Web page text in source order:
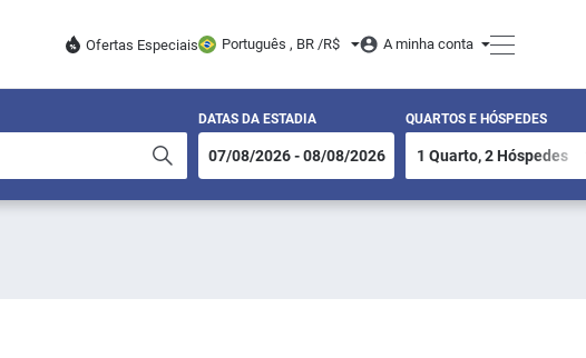
Ofertas Especiais Português , BR /R$ A minha conta
DATAS DA ESTADIA QUARTOS E HÓSPEDES